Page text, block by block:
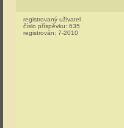
registrovaný uživatel
číslo příspěvku: 635
registrován: 7-2010